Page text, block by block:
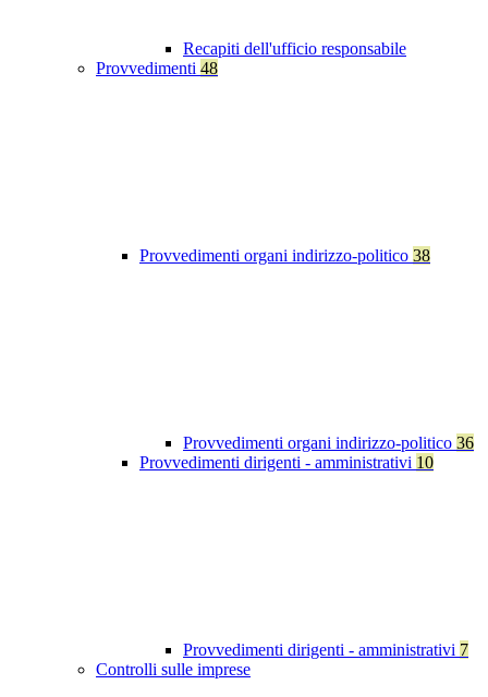
Recapiti dell'ufficio responsabile
Provvedimenti 48
Provvedimenti organi indirizzo-politico 38
Provvedimenti organi indirizzo-politico 36
Provvedimenti dirigenti - amministrativi 10
Provvedimenti dirigenti - amministrativi 7
Controlli sulle imprese